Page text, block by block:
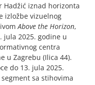
Hadžić iznad horizonta
izložbe vizuelnog
Above the Horizon,
jula 2025. godine u
centra
u Zagrebu (Ilica 44).
do 13. jula 2025.
sa stihovima